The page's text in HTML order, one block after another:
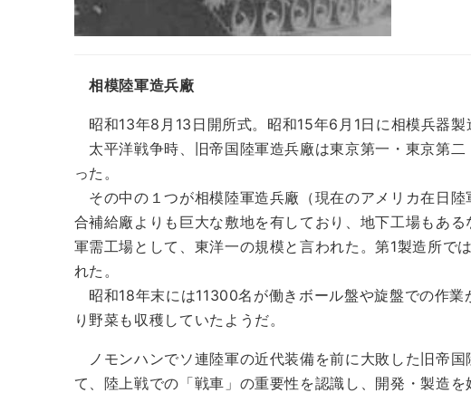
相模陸軍造兵廠
昭和13年8月13日開所式。昭和15年6月1日に相模兵器製
太平洋戦争時、旧帝国陸軍造兵廠は東京第一・東京第
った。
その中の１つが相模陸軍造兵廠（現在のアメリカ在日
合補給廠よりも巨大な敷地を有しており、地下工場もあ
軍需工場として、東洋一の規模と言われた。第1製造所で
れた。
昭和18年末には11300名が働きボール盤や旋盤での作
り野菜も収穫していたようだ。
ノモンハンでソ連陸軍の近代装備を前に大敗した旧帝
て、陸上戦での「戦車」の重要性を認識し、開発・製造を